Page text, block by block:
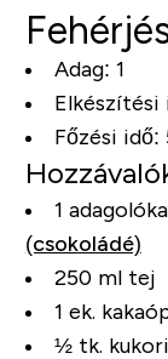
Adag: 1
Elkészítési
Főzési idő:
1
(csokoládé)
250 ml tej
1 ek.
½ tk.